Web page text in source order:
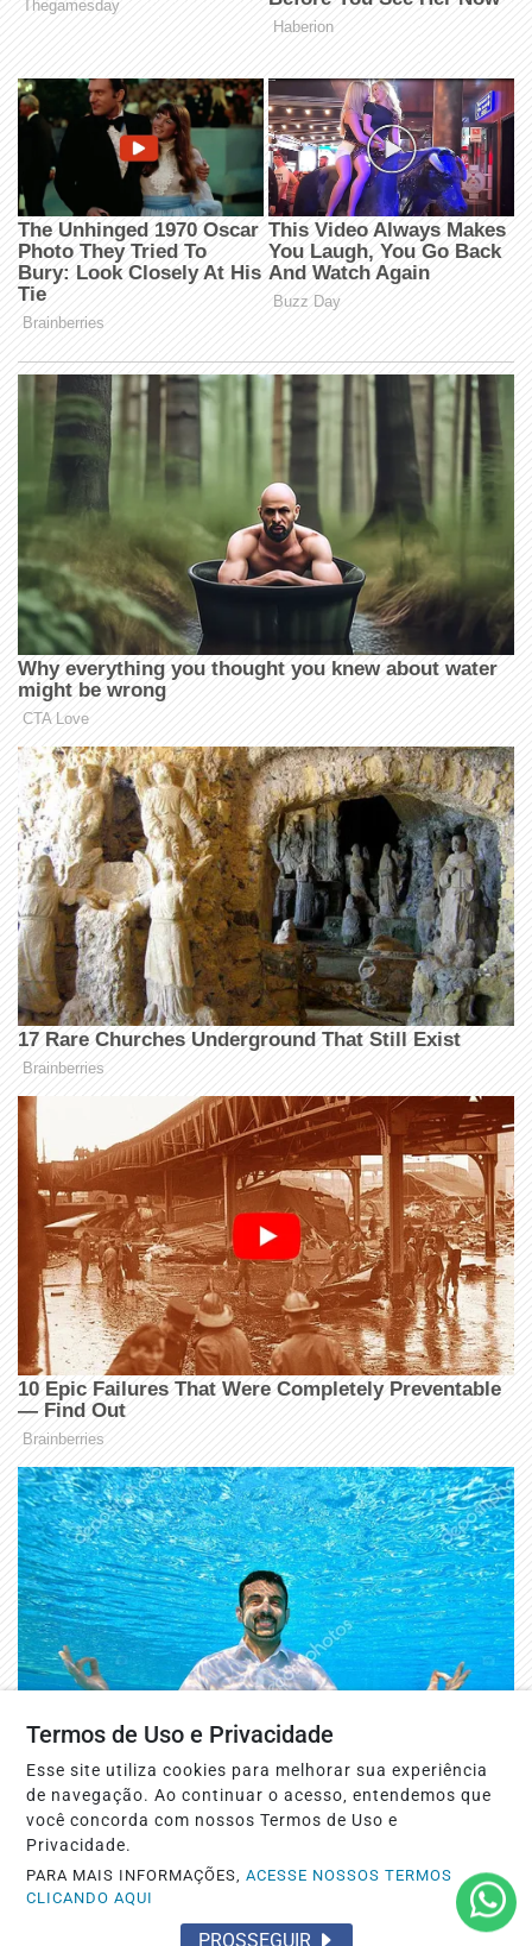
Termos de Uso e Privacidade
Esse site utiliza cookies para melhorar sua experiência
de navegação. Ao continuar o acesso, entendemos que
você concorda com nossos Termos de Uso e
Privacidade.
PARA MAIS INFORMAÇÕES,ACESSE NOSSOS TERMOS
CLICANDO AQUI
PROSSEGUIR